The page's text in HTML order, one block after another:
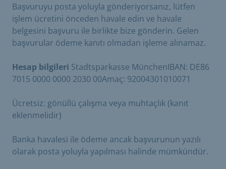
Başvuruyu posta yoluyla gönderiyorsanız, lütfen
işlem ücretini önceden havale edin ve havale
belgesini başvuru ile birlikte bize gönderin. Gelen
başvurular ödeme kanıtı olmadan işleme alınamaz.
Hesap bilgileri Stadtsparkasse MünchenIBAN: DE86
7015 0000 0000 2030 00Amaç: 92004301010071
Ücretsiz: gönüllü çalışma veya muhtaçlık (kanıt
eklenmelidir)
Banka havalesi ile ödeme ancak başvurunun yazılı
olarak posta yoluyla yapılması halinde mümkündür.